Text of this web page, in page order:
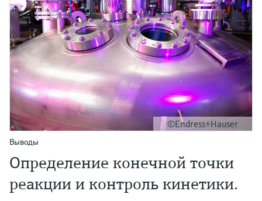
©Endress+Hauser
Выводы
Определение конечной точки
реакции и контроль кинетики.